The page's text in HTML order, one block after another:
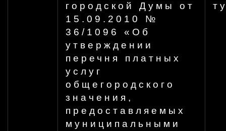
городской Думы от
15.09.2010 №
36/1096 «Об
утверждении
перечня платных
услуг
общегородского
значения,
предоставляемых
муниципальными